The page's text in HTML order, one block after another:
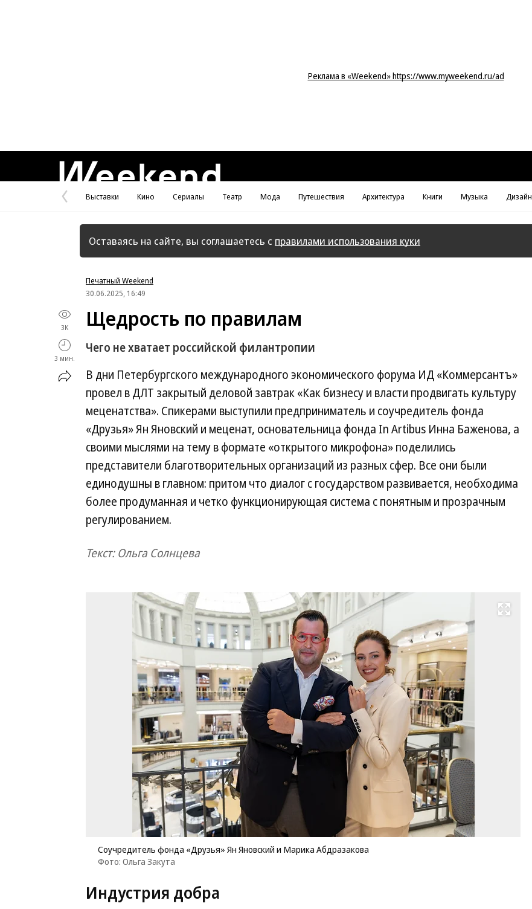
Реклама в «Weekend» https://www.myweekend.ru/ad
Предыдущая
страница
Выставки Кино Сериалы Театр Мода Путешествия Архитектура Книги Музыка Дизайн
Оставаясь на сайте, вы соглашаетесь с правилами использования куки
Печатный Weekend
30.06.2025, 16:49
3K
3 мин.
Щедрость по правилам
Чего не хватает российской филантропии
В дни Петербургского международного экономического форума ИД «Коммерсантъ»
провел в ДЛТ закрытый деловой завтрак «Как бизнесу и власти продвигать культуру
меценатства». Спикерами выступили предприниматель и соучредитель фонда
«Друзья» Ян Яновский и меценат, основательница фонда In Artibus Инна Баженова, а
своими мыслями на тему в формате «открытого микрофона» поделились
представители благотворительных организаций из разных сфер. Все они были
единодушны в главном: притом что диалог с государством развивается, необходима
более продуманная и четко функционирующая система с понятным и прозрачным
регулированием.
Текст: Ольга Солнцева
Развернуть на весь экран
Соучредитель фонда «Друзья» Ян Яновский и Марика Абдразакова
Фото: Ольга Закута
Индустрия добра